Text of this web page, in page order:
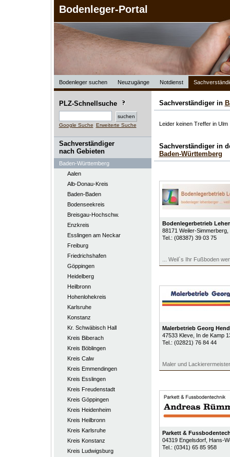
Bodenleger-Portal
Bodenleger suchen Neuzugänge Notdienst
PLZ-Schnellsuche
Google Suche Erweiterte Suche
Sachverständiger
nach Gebieten
Baden-Württemberg
Aalen
Alb-Donau-Kreis
Baden-Baden
Bodenseekreis
Breisgau-Hochschw.
Enzkreis
Esslingen am Neckar
Freiburg
Friedrichshafen
Göppingen
Heidelberg
Heilbronn
Hohenlohekreis
Karlsruhe
Konstanz
Kr. Schwäbisch Hall
Kreis Biberach
Kreis Böblingen
Kreis Calw
Kreis Emmendingen
Kreis Esslingen
Kreis Freudenstadt
Kreis Göppingen
Kreis Heidenheim
Kreis Heilbronn
Kreis Karlsruhe
Kreis Konstanz
Kreis Ludwigsburg
Sachverständiger in
Leider keinen Treffer in Ulm
Sachverständiger in
Baden-Württemberg
Bodenlegerbetrieb
88171 Weiler-Simmerberg,
Tel.: (08387) 39 03 75
... Weil`s Ihr Fußboden
Malerbetrieb Georg
47533 Kleve, In de Kamp
Tel.: (02821) 76 84 44
Maler und Lackierermeister
Parkett &
04319 Engelsdorf, Hans-
Tel.: (0341) 65 85 958